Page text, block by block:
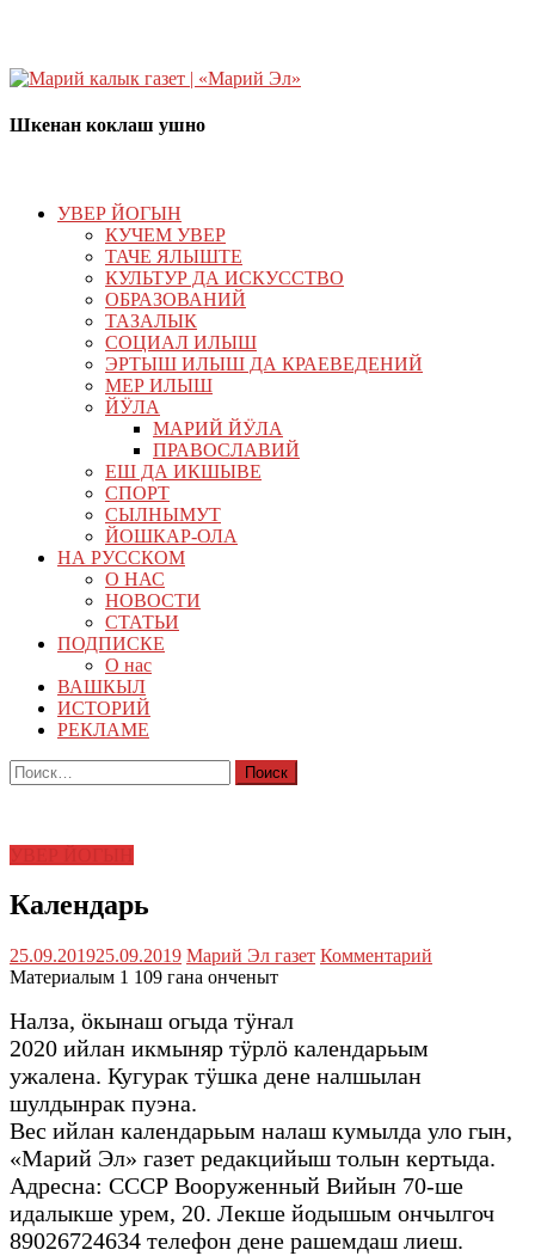
Шкенан коклаш ушно
УВЕР ЙОГЫН
КУЧЕМ УВЕР
ТАЧЕ ЯЛЫШТЕ
КУЛЬТУР ДА ИСКУССТВО
ОБРАЗОВАНИЙ
ТАЗАЛЫК
СОЦИАЛ ИЛЫШ
ЭРТЫШ ИЛЫШ ДА КРАЕВЕДЕНИЙ
МЕР ИЛЫШ
ЙӰЛА
МАРИЙ ЙӰЛА
ПРАВОСЛАВИЙ
ЕШ ДА ИКШЫВЕ
СПОРТ
СЫЛНЫМУТ
ЙОШКАР-ОЛА
НА РУССКОМ
О НАС
НОВОСТИ
СТАТЬИ
ПОДПИСКЕ
О нас
ВАШКЫЛ
ИСТОРИЙ
РЕКЛАМЕ
Найти:
Календарь
25.09.201925.09.2019 Марий Эл газет Комментарий
Материалым 1 109 гана онченыт
Налза, ӧкынаш огыда тӱҥал
2020 ийлан икмыняр тӱрлӧ календарьым
ужалена. Кугурак тӱшка дене налшылан
шулдынрак пуэна.
Вес ийлан календарьым налаш кумылда уло гын,
«Марий Эл» газет редакцийыш толын кертыда.
Адресна: СССР Вооруженный Вийын 70-ше
идалыкше урем, 20. Лекше йодышым ончылгоч
89026724634 телефон дене рашемдаш лиеш.